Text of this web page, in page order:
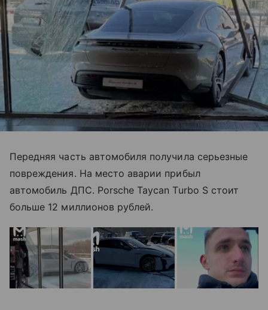
Передняя часть автомобиля получила серьезные
повреждения. На место аварии прибыл
автомобиль ДПС. Porsche Taycan Turbo S стоит
больше 12 миллионов рублей.